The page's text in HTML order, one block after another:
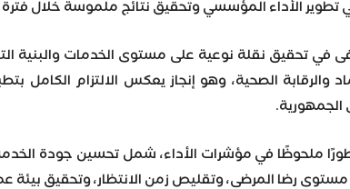
تطوير الأداء المؤسسي وتحقيق نتائج ملموسة خلال فترة
في تحقيق نقلة نوعية على مستوى الخدمات والبنية
والرقابة الصحية، وهو إنجاز يعكس الالتزام
ملحوظًا في مؤشرات الأداء، شمل تحسين جودة الخدمة
رضا المرضى، وتقليص زمن الانتظار، وتحقيق بيئة